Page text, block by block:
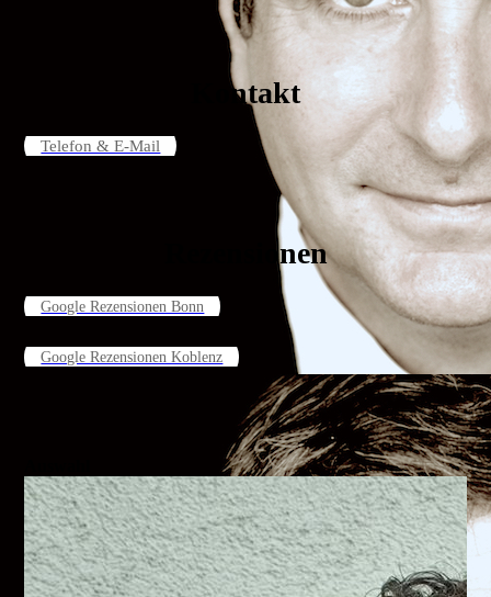
Kontakt
Telefon & E-Mail
Rezensionen
Google Rezensionen Bonn
Google Rezensionen Koblenz